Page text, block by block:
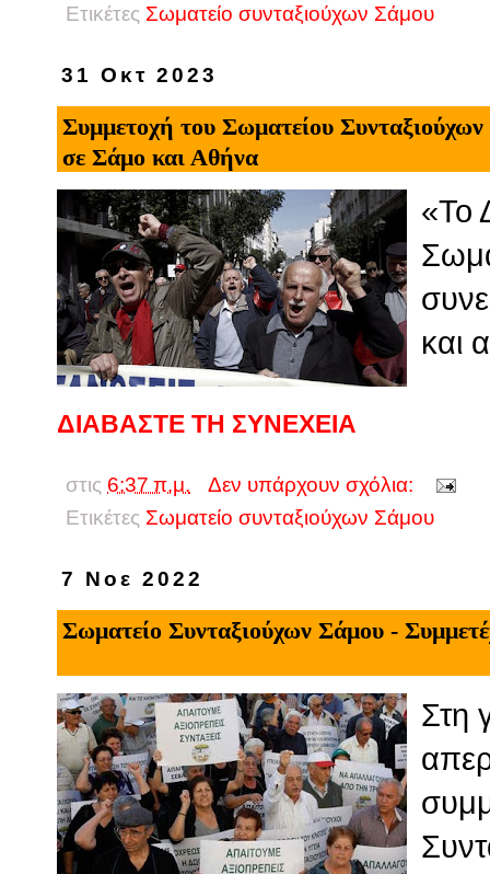
Ετικέτες Σωματείο συνταξιούχων Σάμου
31 Οκτ 2023
Συμμετοχή του Σωματείου Συνταξιούχων
σε Σάμο και Αθήνα
«Το
και
ΔΙΑΒΑΣΤΕ ΤΗ ΣΥΝΕΧΕΙΑ
στις 6:37 π.μ.
Δεν υπάρχουν σχόλια:
Ετικέτες Σωματείο συνταξιούχων Σάμου
7 Νοε 2022
Σωματείο Συνταξιούχων Σάμου -
Στη